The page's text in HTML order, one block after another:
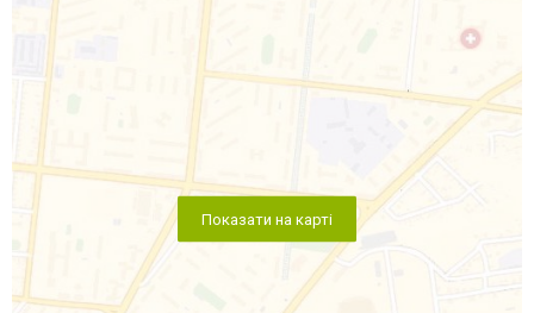
Показати на карті